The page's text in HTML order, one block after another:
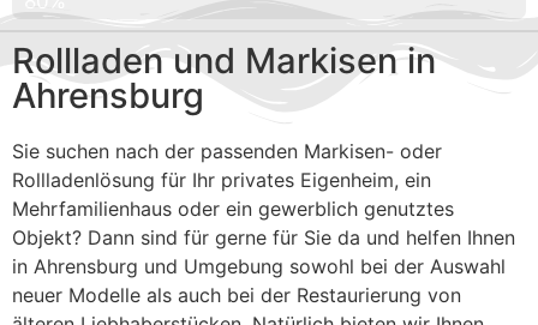
Rollladen und Markisen in
Ahrensburg
Sie suchen nach der passenden Markisen- oder
Rollladenlösung für Ihr privates Eigenheim, ein
Mehrfamilienhaus oder ein gewerblich genutztes
Objekt? Dann sind für gerne für Sie da und helfen Ihnen
in Ahrensburg und Umgebung sowohl bei der Auswahl
neuer Modelle als auch bei der Restaurierung von